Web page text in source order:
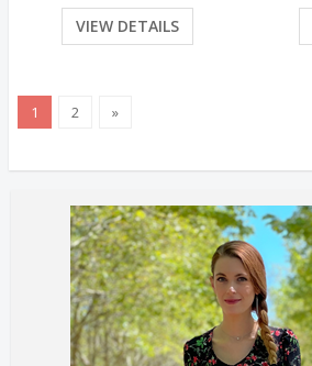
VIEW DETAILS
1 2 »